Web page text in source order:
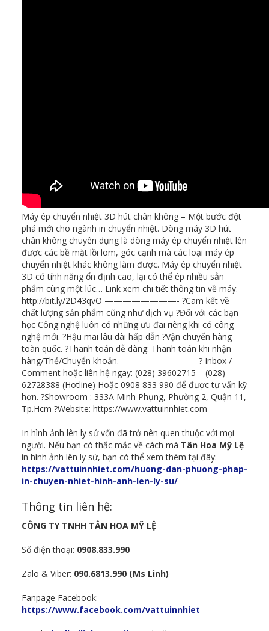
Máy ép chuyển nhiệt 3D hút chân không – Một bước đột
phá mới cho ngành in chuyển nhiệt. Dòng máy 3D hút
chân không chuyên dụng là dòng máy ép chuyển nhiệt lên
được các bề mặt lồi lõm, góc cạnh mà các loại máy ép
chuyển nhiệt khác không làm được. Máy ép chuyển nhiệt
3D có tính năng ổn định cao, lại có thể ép nhiều sản
phẩm cùng một lúc… Link xem chi tiết thông tin về máy:
http://bit.ly/2D43qvO ————————- ?Cam kết về
chất lượng sản phẩm cũng như dịch vụ ?Đối với các bạn
học Công nghệ luôn có những ưu đãi riêng khi có công
nghệ mới. ?Hậu mãi lâu dài hấp dẫn ?Vận chuyển hàng
toàn quốc. ?Thanh toán dễ dàng: Thanh toán khi nhận
hàng/Thẻ/Chuyển khoản. ————————- ? Inbox /
Comment hoặc liên hệ ngay: (028) 39602715 – (028)
62728388 (Hotline) Hoặc 0908 833 990 để được tư vấn kỹ
hơn. ?Showroom : 333A Minh Phụng, Phường 2, Quận 11,
Tp.Hcm ?Website: https://www.vattuinnhiet.com
In hình ảnh lên ly sứ vốn đã trở nên quen thuộc với mọi
người. Nếu bạn có thắc mắc về cách mà Tân Hoa Mỹ Lệ
in hình ảnh lên ly sứ, bạn có thể xem thêm tại đây:
https://vattuinnhiet.com/huong-dan-phuong-phap-
in-chuyen-nhiet-hinh-anh-len-ly-su/
Thông tin liên hệ:
CÔNG TY TNHH TÂN HOA MỸ LỆ
Số điện thoại: 0908.833.990
Zalo & Viber: 090.6813.990 (Ms Linh)
Fanpage Facebook:
https://www.facebook.com/vattuinnhiet